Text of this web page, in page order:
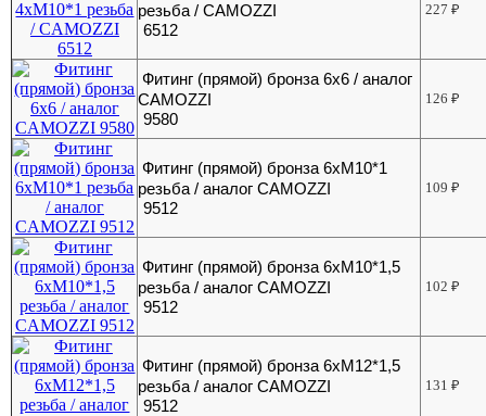
резьба / CAMOZZI
6512
227₽
Фитинг (прямой) бронза 6х6 / аналог
CAMOZZI
9580
126₽
Фитинг (прямой) бронза 6хМ10*1
резьба / аналог CAMOZZI
9512
109₽
Фитинг (прямой) бронза 6хМ10*1,5
резьба / аналог CAMOZZI
9512
102₽
Фитинг (прямой) бронза 6хМ12*1,5
резьба / аналог CAMOZZI
9512
131₽